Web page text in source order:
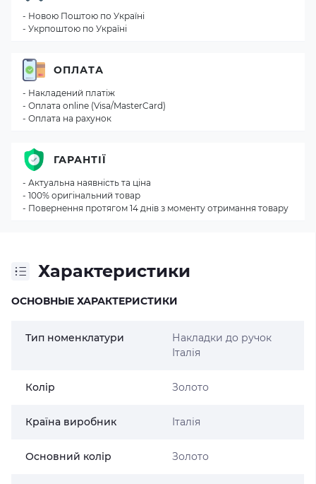
Характеристики
ОСНОВНЫЕ ХАРАКТЕРИСТИКИ
Тип номенклатури
Накладки до ручок
Італія
Колір Золото
Країна виробник Італія
Основний колір Золото
- Новою Поштою по Україні
- Укрпоштою по Україні
ОПЛАТА
- Накладений платіж
- Оплата online (Visa/MasterCard)
- Оплата на рахунок
ГАРАНТІЇ
- Актуальна наявність та ціна
- 100% оригінальний товар
- Повернення протягом 14 днів з моменту отримання товару